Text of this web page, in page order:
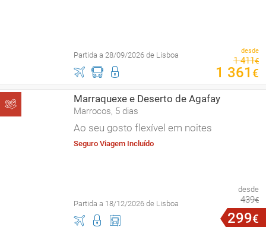
Partida a 28/09/2026 de Lisboa desde
1 411€
1 361 €
Marraquexe e Deserto de Agafay
Marrocos, 5 dias
Ao seu gosto flexível em noites
Seguro Viagem Incluído
Partida a 18/12/2026 de Lisboa
desde
439€
299€